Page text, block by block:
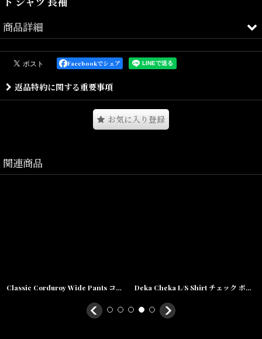
商品詳細
肉厚な素材感が印象的なチェックネルを使用した、通常よりも身
幅・肩幅にゆとりをもたせたBIGシルエットシャツとなります。
ぎないレングスや袖廻りはボリュームのあるボトムスを合わせてい
つもとは違うカジュアルコーディネートを楽しみたい。
袖のロゴ刺繍も程よいアクセントに。
Titch(着丈:77.5cm,身幅:67cm,肩幅:56cm,袖丈:56cm) ,
Facebookでシェア
返品特約に関する重要事項
お気に入り登録
関連商品
Classic Corduroy Wide Pants コーデュロイ ワイド パンツ ワイド テーパード Navy Deka Cheka L/S Shirt チェック ボタンダウン 長袖 シャツ Green